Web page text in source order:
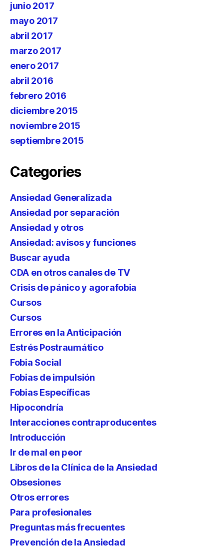
junio 2017
mayo 2017
abril 2017
marzo 2017
enero 2017
abril 2016
febrero 2016
diciembre 2015
noviembre 2015
septiembre 2015
Categories
Ansiedad Generalizada
Ansiedad por separación
Ansiedad y otros
Ansiedad: avisos y funciones
Buscar ayuda
CDA en otros canales de TV
Crisis de pánico y agorafobia
Cursos
Cursos
Errores en la Anticipación
Estrés Postraumático
Fobia Social
Fobias de impulsión
Fobias Específicas
Hipocondría
Interacciones contraproducentes
Introducción
Ir de mal en peor
Libros de la Clínica de la Ansiedad
Obsesiones
Otros errores
Para profesionales
Preguntas más frecuentes
Prevención de la Ansiedad